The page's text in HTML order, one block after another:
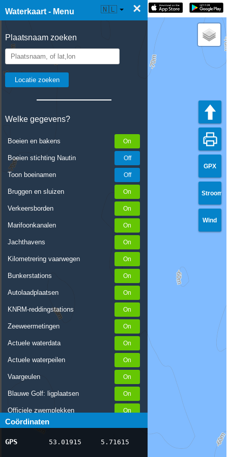
Waterkaart - Menu ×
Plaatsnaam zoeken
Welke gegevens?
Boeien en bakens
Boeien stichting Nautin
Toon boeinamen
Bruggen en sluizen
Verkeersborden
Marifoonkanalen
Jachthavens
Kilometrering vaarwegen
Bunkerstations
Autolaadplaatsen
KNRM-reddingstations
Zeeweermetingen
Actuele waterdata
Actuele waterpeilen
Vaargeulen
Blauwe Golf: ligplaatsen
Officiele zwemplekken
Stremmingen/hinder
AIS scheepsposities
Coördinaten
GPS 53.01915 5.71615
☰ Waterkaart Live 🇳🇱
GPX
Stroom
Wind